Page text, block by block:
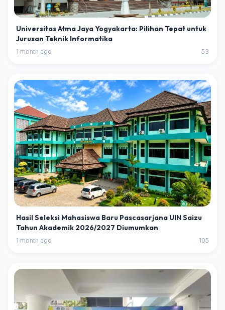
Universitas Atma Jaya Yogyakarta: Pilihan Tepat untuk
Jurusan Teknik Informatika
1 month ago 53
Hasil Seleksi Mahasiswa Baru Pascasarjana UIN Saizu
Tahun Akademik 2026/2027 Diumumkan
1 month ago 105